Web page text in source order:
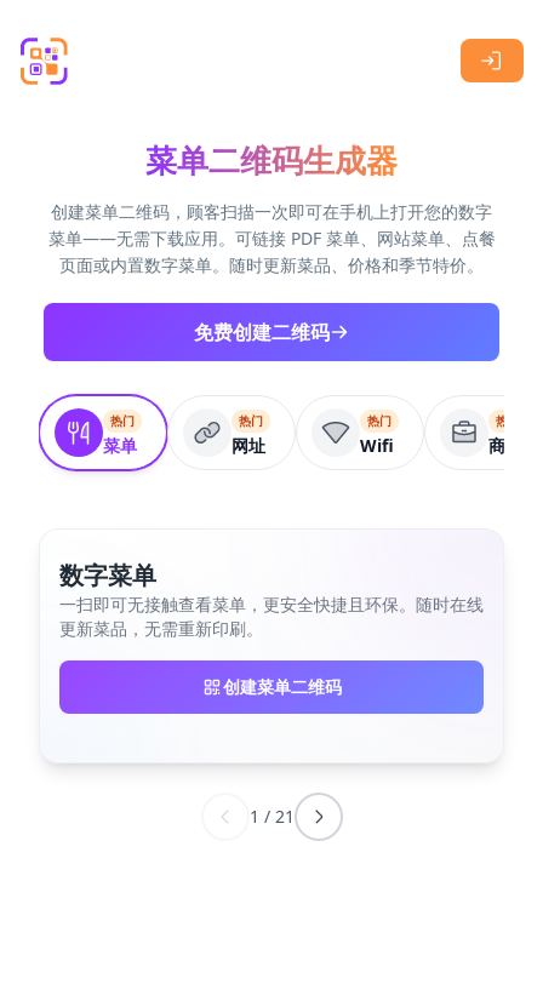
菜单二维码生成器
创建菜单二维码，顾客扫描一次即可在手机上打开您的数字
菜单——无需下载应用。可链接 PDF 菜单、网站菜单、点餐
页面或内置数字菜单。随时更新菜品、价格和季节特价。
免费创建二维码
热门
菜单
热门
网址
热门
Wifi
热门
商业
数字菜单
一扫即可无接触查看菜单，更安全快捷且环保。随时在线
更新菜品，无需重新印刷。
创建菜单二维码
1 / 21